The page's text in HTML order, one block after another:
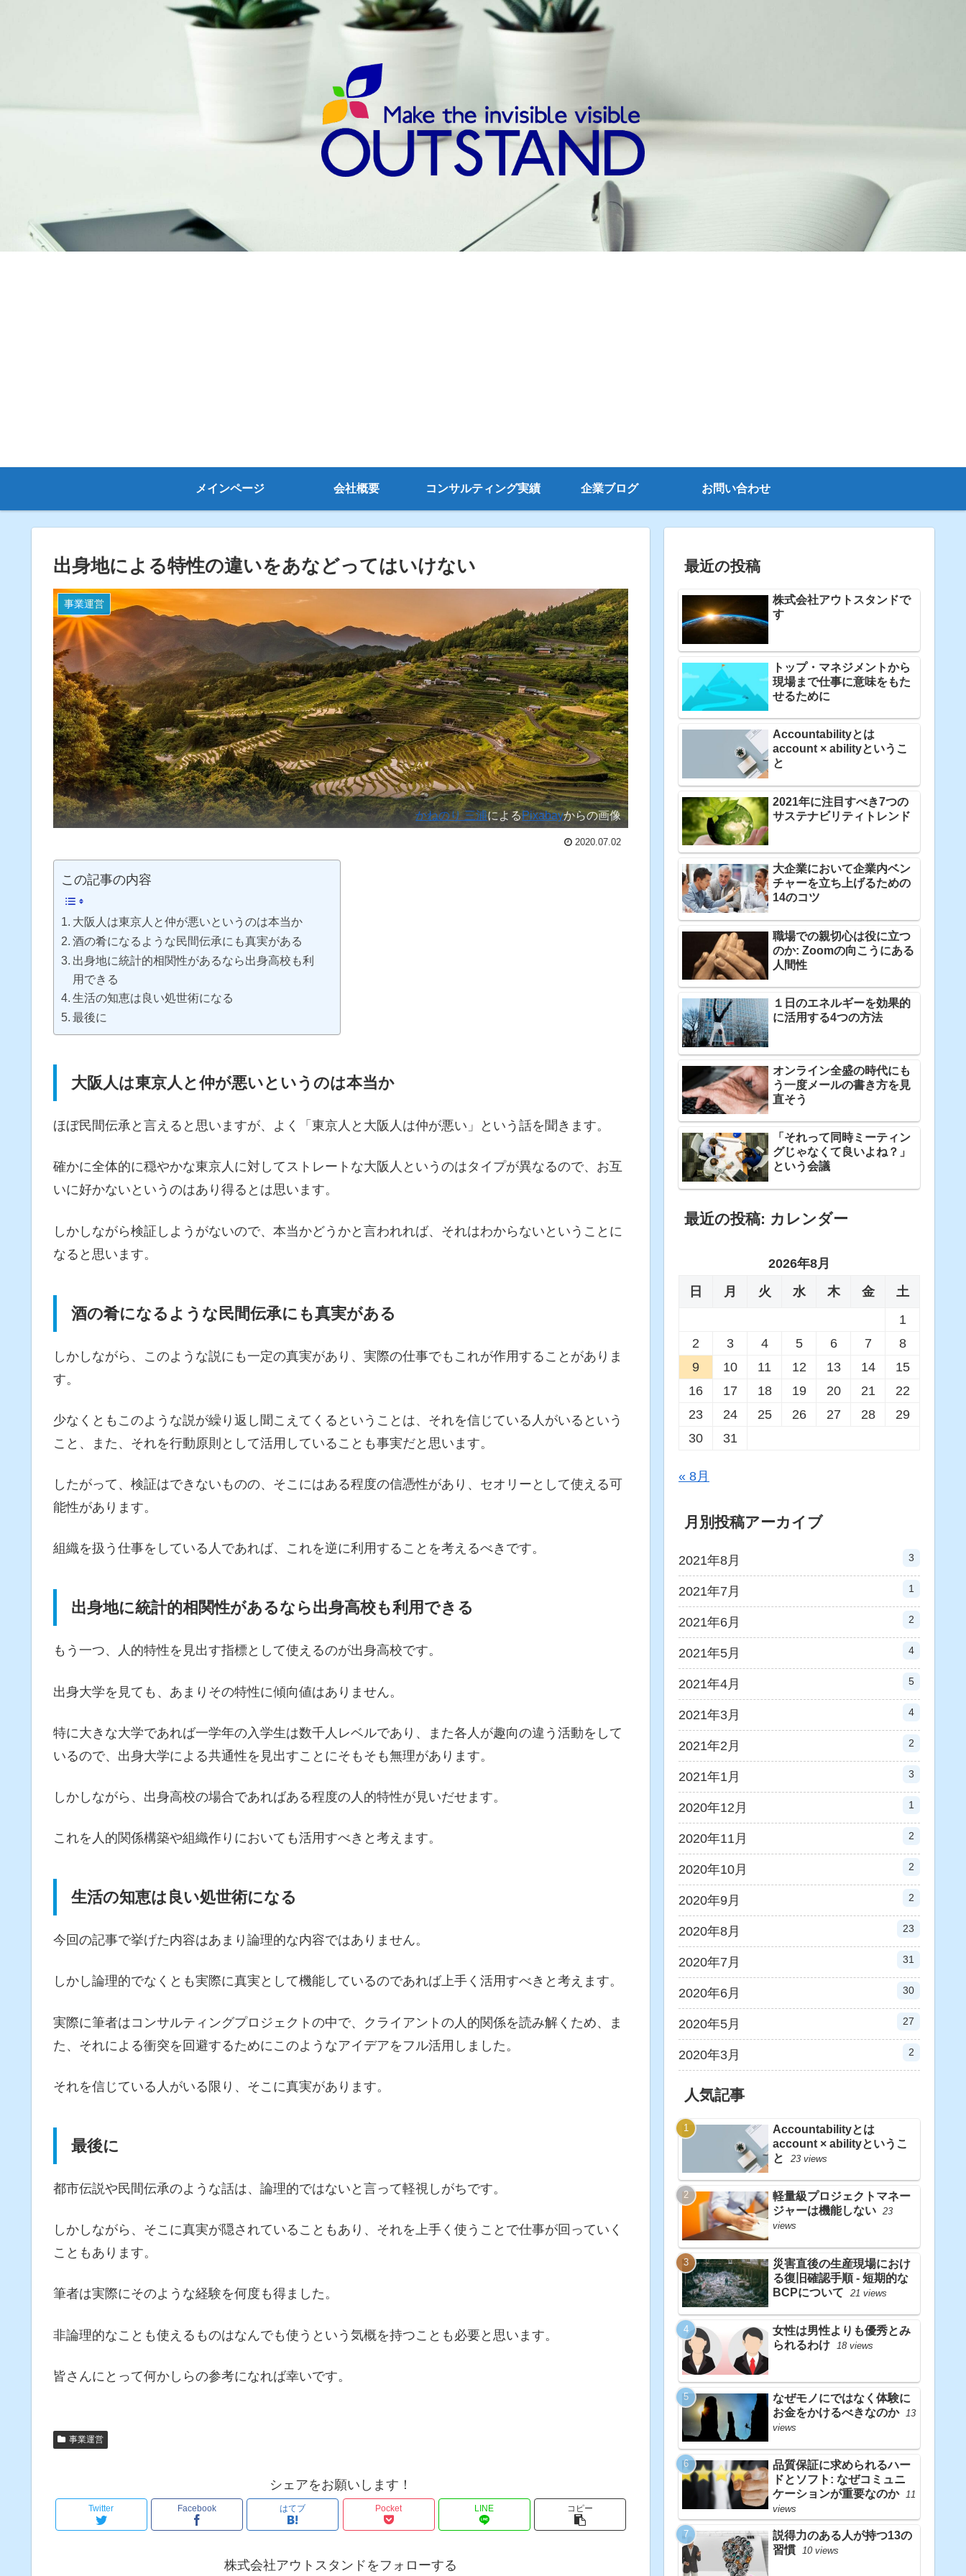
メインページ 会社概要 コンサルティング実績 企業ブログ お問い合わせ
出身地による特性の違いをあなどってはいけない
事業運営
かねのり 三浦によるPixabayからの画像
2020.07.02
この記事の内容
大阪人は東京人と仲が悪いというのは本当か
酒の肴になるような民間伝承にも真実がある
出身地に統計的相関性があるなら出身高校も利
用できる
生活の知恵は良い処世術になる
最後に
大阪人は東京人と仲が悪いというのは本当か
ほぼ民間伝承と言えると思いますが、よく「東京人と大阪人は仲が悪い」という話を聞きます。
確かに全体的に穏やかな東京人に対してストレートな大阪人というのはタイプが異なるので、お互
いに好かないというのはあり得るとは思います。
しかしながら検証しようがないので、本当かどうかと言われれば、それはわからないということに
なると思います。
酒の肴になるような民間伝承にも真実がある
しかしながら、このような説にも一定の真実があり、実際の仕事でもこれが作用することがありま
す。
少なくともこのような説が繰り返し聞こえてくるということは、それを信じている人がいるという
こと、また、それを行動原則として活用していることも事実だと思います。
したがって、検証はできないものの、そこにはある程度の信憑性があり、セオリーとして使える可
能性があります。
組織を扱う仕事をしている人であれば、これを逆に利用することを考えるべきです。
出身地に統計的相関性があるなら出身高校も利用できる
もう一つ、人的特性を見出す指標として使えるのが出身高校です。
出身大学を見ても、あまりその特性に傾向値はありません。
特に大きな大学であれば一学年の入学生は数千人レベルであり、また各人が趣向の違う活動をして
いるので、出身大学による共通性を見出すことにそもそも無理があります。
しかしながら、出身高校の場合であればある程度の人的特性が見いだせます。
これを人的関係構築や組織作りにおいても活用すべきと考えます。
生活の知恵は良い処世術になる
今回の記事で挙げた内容はあまり論理的な内容ではありません。
しかし論理的でなくとも実際に真実として機能しているのであれば上手く活用すべきと考えます。
実際に筆者はコンサルティングプロジェクトの中で、クライアントの人的関係を読み解くため、ま
た、それによる衝突を回避するためにこのようなアイデアをフル活用しました。
それを信じている人がいる限り、そこに真実があります。
最後に
都市伝説や民間伝承のような話は、論理的ではないと言って軽視しがちです。
しかしながら、そこに真実が隠されていることもあり、それを上手く使うことで仕事が回っていく
こともあります。
筆者は実際にそのような経験を何度も得ました。
非論理的なことも使えるものはなんでも使うという気概を持つことも必要と思います。
皆さんにとって何かしらの参考になれば幸いです。
事業運営
シェアをお願いします！
Twitter Facebook はてブ Pocket LINE コピー
株式会社アウトスタンドをフォローする
最近の投稿
株式会社アウトスタンドで
す
トップ・マネジメントから
現場まで仕事に意味をもた
せるために
Accountabilityとは
account × abilityというこ
と
2021年に注目すべき7つの
サステナビリティトレンド
大企業において企業内ベン
チャーを立ち上げるための
14のコツ
職場での親切心は役に立つ
のか: Zoomの向こうにある
人間性
１日のエネルギーを効果的
に活用する4つの方法
オンライン全盛の時代にも
う一度メールの書き方を見
直そう
「それって同時ミーティン
グじゃなくて良いよね？」
という会議
最近の投稿: カレンダー
2026年8月
日
月 火 水 木 金
土
1
2
3 4 5 6 7
8
9
10 11 12 13 14
15
16
17 18 19 20 21
22
23
24 25 26 27 28
29
30
31
« 8月
月別投稿アーカイブ
2021年8月 3
2021年7月 1
2021年6月 2
2021年5月 4
2021年4月 5
2021年3月 4
2021年2月 2
2021年1月 3
2020年12月 1
2020年11月 2
2020年10月 2
2020年9月 2
2020年8月 23
2020年7月 31
2020年6月 30
2020年5月 27
2020年3月 2
人気記事
Accountabilityとは
account × abilityというこ
と
23 views
軽量級プロジェクトマネー
ジャーは機能しない 23
views
災害直後の生産現場におけ
る復旧確認手順 - 短期的な
BCPについて
21 views
女性は男性よりも優秀とみ
られるわけ 18 views
なぜモノにではなく体験に
お金をかけるべきなのか
13
views
品質保証に求められるハー
ドとソフト: なぜコミュニ
ケーションが重要なのか 11
views
説得力のある人が持つ13の
習慣 10 views